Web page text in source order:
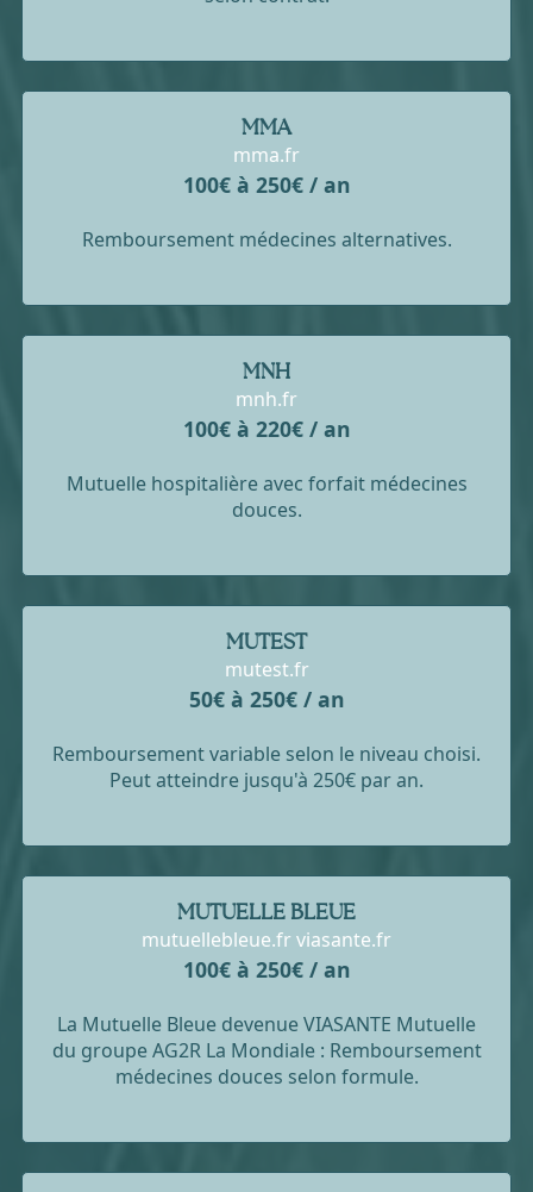
MMA
mma.fr
100€ à 250€ / an
Remboursement médecines alternatives.
MNH
mnh.fr
100€ à 220€ / an
Mutuelle hospitalière avec forfait médecines
douces.
MUTEST
mutest.fr
50€ à 250€ / an
Remboursement variable selon le niveau choisi.
Peut atteindre jusqu'à 250€ par an.
MUTUELLE BLEUE
mutuellebleue.fr viasante.fr
100€ à 250€ / an
La Mutuelle Bleue devenue VIASANTE Mutuelle
du groupe AG2R La Mondiale : Remboursement
médecines douces selon formule.